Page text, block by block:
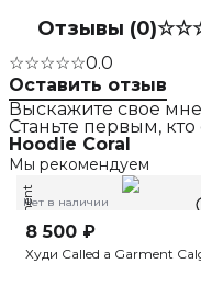
Отзывы (0)
☆☆☆☆☆0.0
Оставить отзыв
Выскажите свое
Станьте первым, кто
Hoodie Coral
Мы рекомендуем
Нет в наличии
Called a Garment
8 500 ₽
Худи Called a Garment